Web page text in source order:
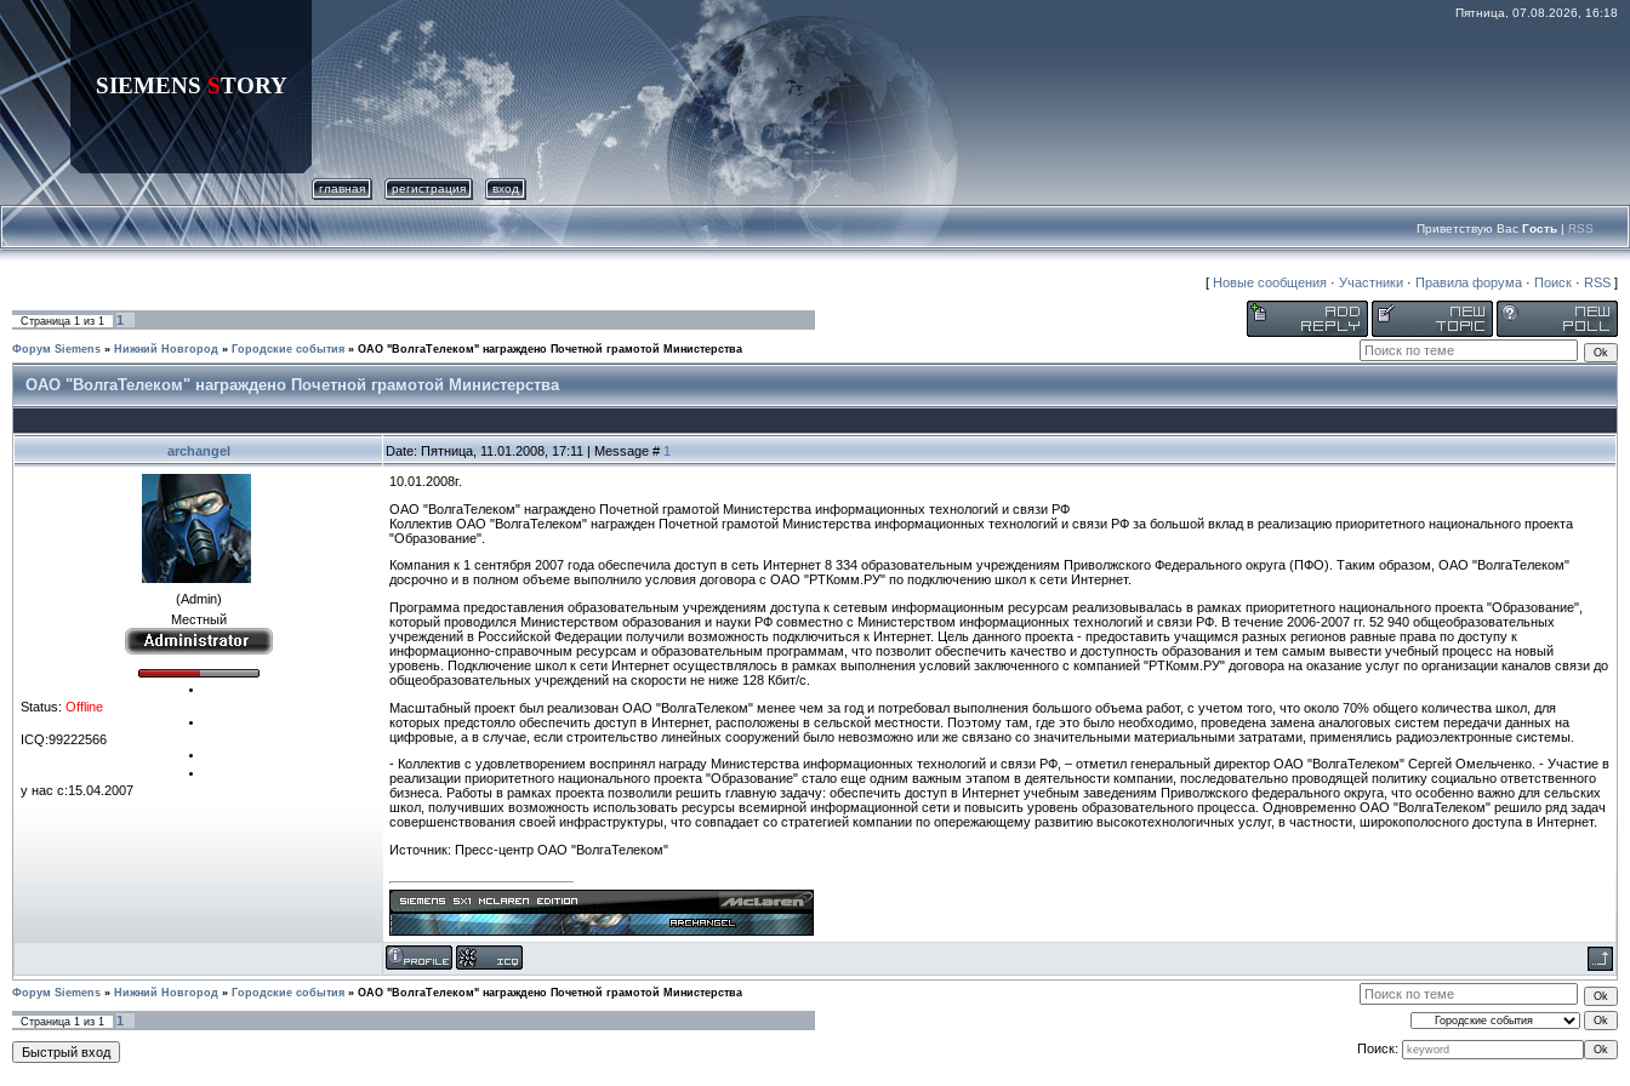
SIEMENSSTORY
Пятница, 07.08.2026, 16:18
главная регистрация вход
Приветствую Вас Гость | RSS
[ Новые сообщения · Участники · Правила форума · Поиск · RSS ]
Страница 1 из 1 1
Форум Siemens » Нижний Новгород » Городские события » ОАО "ВолгаТелеком" награждено Почетной грамотой Министерства
ОАО "ВолгаТелеком" награждено Почетной грамотой Министерства
archangel Date: Пятница, 11.01.2008, 17:11 | Message # 1
(Admin)
Местный
Status: Offline
ICQ:99222566
у нас с:15.04.2007
10.01.2008г.
ОАО "ВолгаТелеком" награждено Почетной грамотой Министерства информационных технологий и связи РФ
Коллектив ОАО "ВолгаТелеком" награжден Почетной грамотой Министерства информационных технологий и связи РФ за большой вклад в реализацию приоритетного национального проекта
"Образование".
Компания к 1 сентября 2007 года обеспечила доступ в сеть Интернет 8 334 образовательным учреждениям Приволжского Федерального округа (ПФО). Таким образом, ОАО "ВолгаТелеком"
досрочно и в полном объеме выполнило условия договора с ОАО "РТКомм.РУ" по подключению школ к сети Интернет.
Программа предоставления образовательным учреждениям доступа к сетевым информационным ресурсам реализовывалась в рамках приоритетного национального проекта "Образование",
который проводился Министерством образования и науки РФ совместно с Министерством информационных технологий и связи РФ. В течение 2006-2007 гг. 52 940 общеобразовательных
учреждений в Российской Федерации получили возможность подключиться к Интернет. Цель данного проекта - предоставить учащимся разных регионов равные права по доступу к
информационно-справочным ресурсам и образовательным программам, что позволит обеспечить качество и доступность образования и тем самым вывести учебный процесс на новый
уровень. Подключение школ к сети Интернет осуществлялось в рамках выполнения условий заключенного с компанией "РТКомм.РУ" договора на оказание услуг по организации каналов связи до
общеобразовательных учреждений на скорости не ниже 128 Кбит/с.
Масштабный проект был реализован ОАО "ВолгаТелеком" менее чем за год и потребовал выполнения большого объема работ, с учетом того, что около 70% общего количества школ, для
которых предстояло обеспечить доступ в Интернет, расположены в сельской местности. Поэтому там, где это было необходимо, проведена замена аналоговых систем передачи данных на
цифровые, а в случае, если строительство линейных сооружений было невозможно или же связано со значительными материальными затратами, применялись радиоэлектронные системы.
- Коллектив с удовлетворением воспринял награду Министерства информационных технологий и связи РФ, – отметил генеральный директор ОАО "ВолгаТелеком" Сергей Омельченко. - Участие в
реализации приоритетного национального проекта "Образование" стало еще одним важным этапом в деятельности компании, последовательно проводящей политику социально ответственного
бизнеса. Работы в рамках проекта позволили решить главную задачу: обеспечить доступ в Интернет учебным заведениям Приволжского федерального округа, что особенно важно для сельских
школ, получивших возможность использовать ресурсы всемирной информационной сети и повысить уровень образовательного процесса. Одновременно ОАО "ВолгаТелеком" решило ряд задач
совершенствования своей инфраструктуры, что совпадает со стратегией компании по опережающему развитию высокотехнологичных услуг, в частности, широкополосного доступа в Интернет.
Источник: Пресс-центр ОАО "ВолгаТелеком"
Форум Siemens » Нижний Новгород » Городские события » ОАО "ВолгаТелеком" награждено Почетной грамотой Министерства
Страница 1 из 1
1
Поиск: